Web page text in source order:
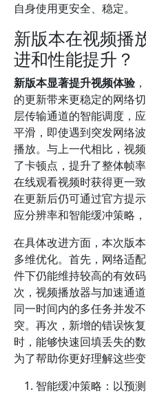
自身使用更安全、稳定。
新版本在视频播
进和性能提升？
新版本显著提升视频体验
的更新带来更稳定的网络
层传输通道的智能调度，
平滑，即使遇到突发网络
播放。与上一代相比，视
了卡顿点，提升了整体帧
在线观看视频时获得更一
在更新后仍可通过官方提
应分辨率和智能缓冲策略
在具体改进方面，本次版
多维优化。首先，网络适
件下仍能维持较高的有效
次，视频播放器与加速通
同一时间内的多任务并发
突。再次，新增的错误恢
时，能够快速回填丢失的
为了帮助你更好理解这些
智能缓冲策略：以预